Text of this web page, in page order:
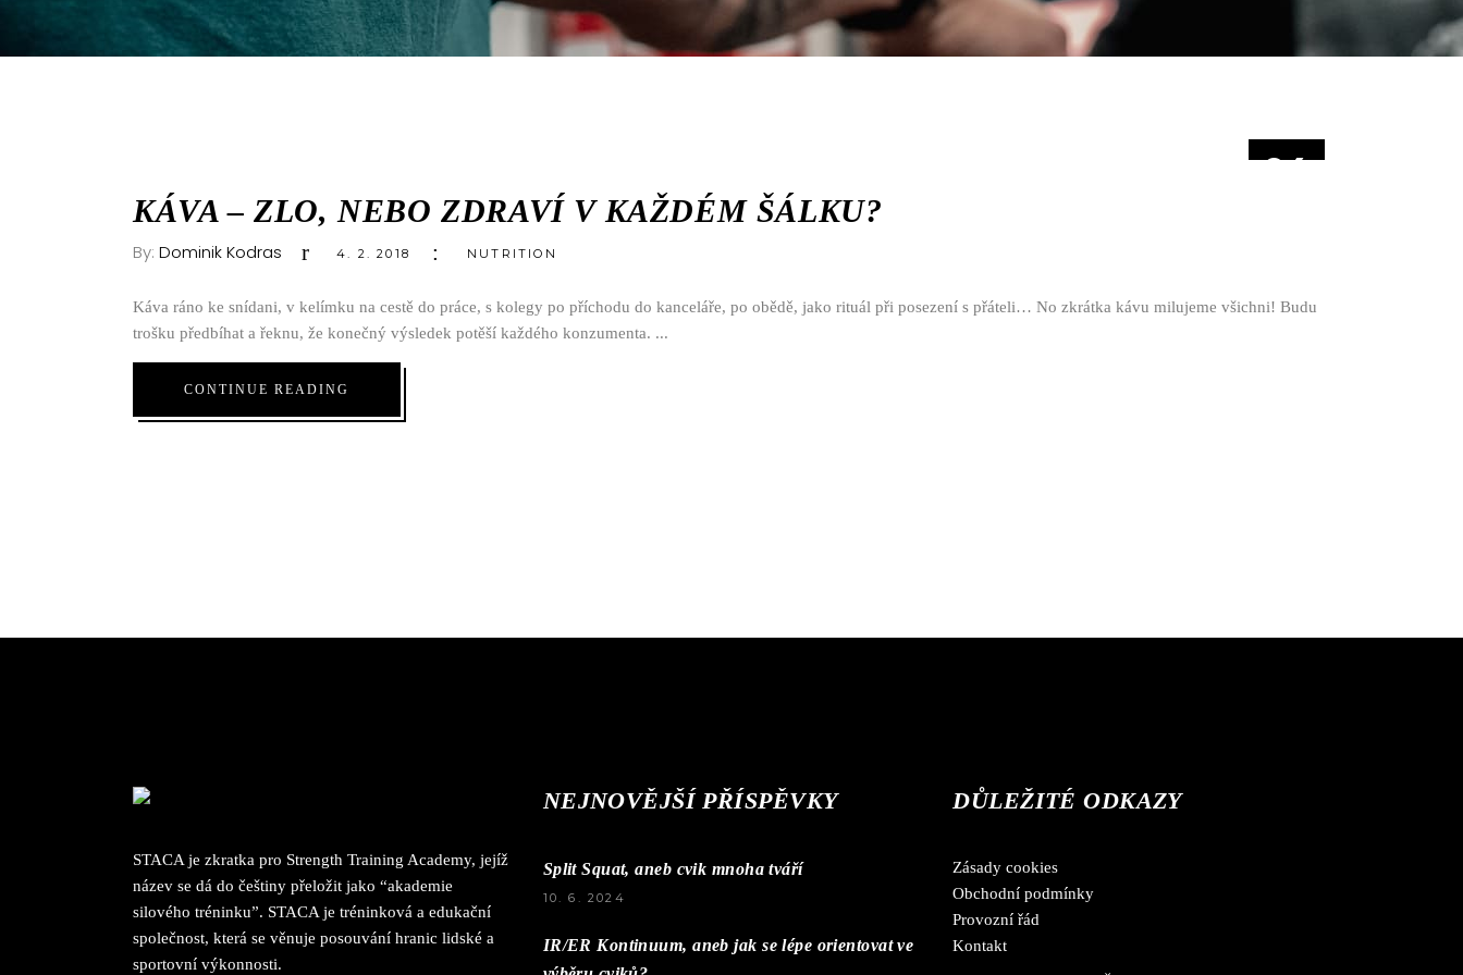
04
KÁVA – ZLO, NEBO ZDRAVÍ V KAŽDÉM ŠÁLKU?
By: Dominik Kodras 4. 2. 2018 NUTRITION
Káva ráno ke snídani, v kelímku na cestě do práce, s kolegy po příchodu do kanceláře, po obědě, jako rituál při posezení s přáteli… No zkrátka kávu milujeme všichni! Budu
trošku předbíhat a řeknu, že konečný výsledek potěší každého konzumenta.
CONTINUE READING
STACA je zkratka pro Strength Training Academy, jejíž
název se dá do češtiny přeložit jako “akademie
silového tréninku”. STACA je tréninková a edukační
společnost, která se věnuje posouvání hranic lidské a
sportovní výkonnosti.
NEJNOVĚJŠÍ PŘÍSPĚVKY
Split Squat, aneb cvik mnoha tváří
10. 6. 2024
IR/ER Kontinuum, aneb jak se lépe orientovat ve
DŮLEŽITÉ ODKAZY
Zásady cookies
Obchodní podmínky
Provozní řád
Kontakt